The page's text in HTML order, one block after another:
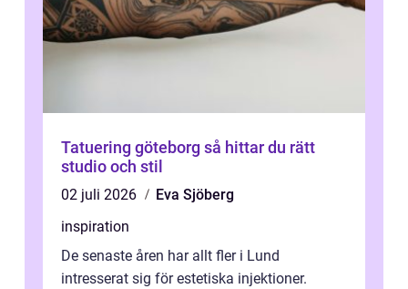
Tatuering göteborg så hittar du rätt
studio och stil
02 juli 2026
Eva Sjöberg
inspiration
De senaste åren har allt fler i Lund
intresserat sig för estetiska injektioner.